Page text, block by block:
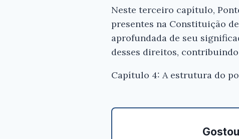
Neste terceiro capítulo,
presentes na Constituição
aprofundada de seu
desses direitos,
Capítulo 4: A estrutura do